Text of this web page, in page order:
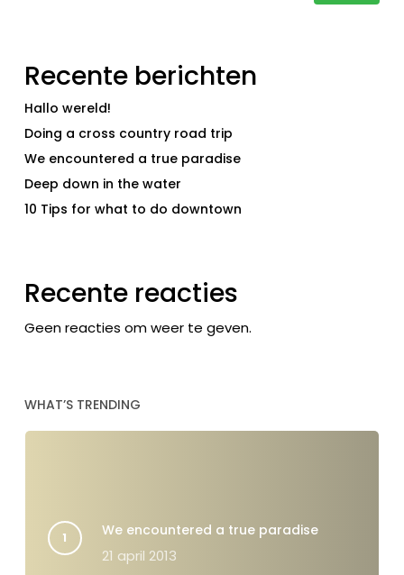
Recente berichten
Hallo wereld!
Doing a cross country road trip
We encountered a true paradise
Deep down in the water
10 Tips for what to do downtown
Recente reacties
Geen reacties om weer te geven.
WHAT’S TRENDING
We encountered a true paradise
21 april 2013